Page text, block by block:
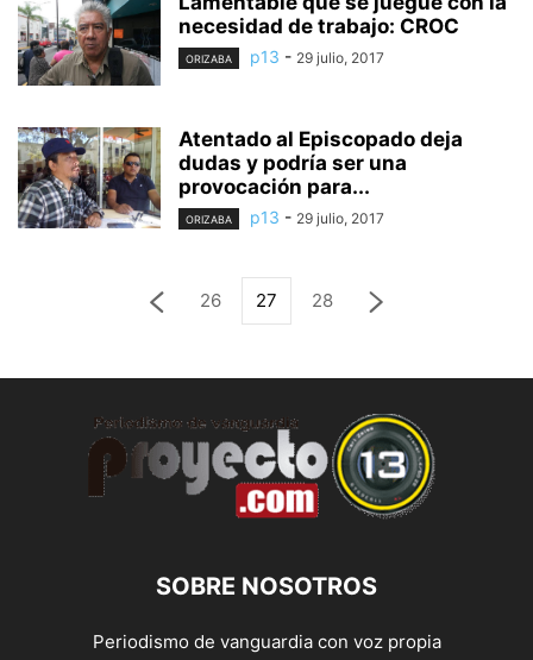
necesidad de trabajo: CROC
ORIZABA p13 - 29 julio, 2017
Atentado al Episcopado deja
dudas y podría ser una
provocación para...
ORIZABA p13 - 29 julio, 2017
26 27 28
SOBRE NOSOTROS
Periodismo de vanguardia con voz propia